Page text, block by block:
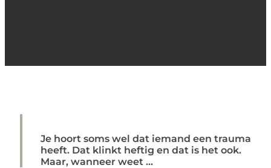
Je hoort soms wel dat iemand een trauma
heeft. Dat klinkt heftig en dat is het ook.
Maar, wanneer weet ...